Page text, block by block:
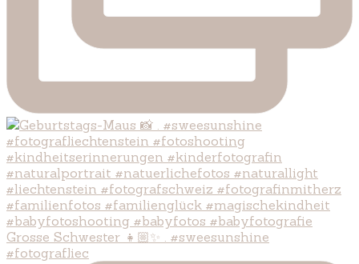
Grosse Schwester 👧🏼✨ . #sweesunshine
#fotografliec